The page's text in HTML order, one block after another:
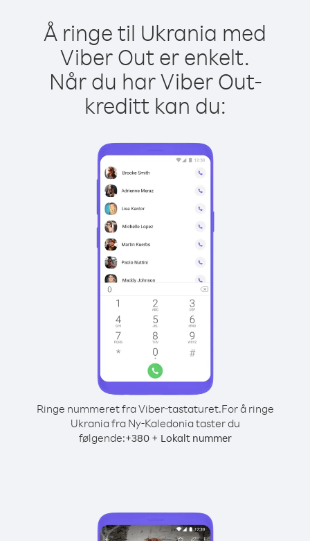
Å ringe til Ukrania med
Viber Out er enkelt.
Når du har Viber Out-
kreditt kan du:
Ringe nummeret fra Viber-tastaturet.For å ringe
Ukrania fra Ny-Kaledonia taster du
følgende:+380+ Lokalt nummer